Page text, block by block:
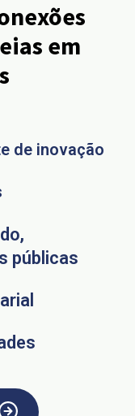
em
de inovação
públicas